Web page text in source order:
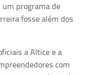
programa de
fosse além dos
a Altice e a
com